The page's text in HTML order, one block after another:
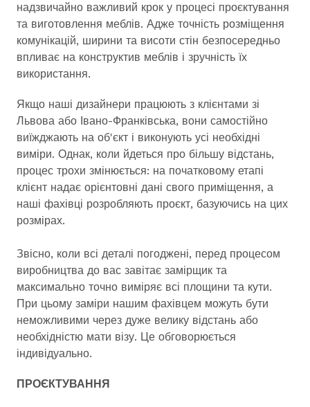
надзвичайно важливий крок у процесі проєктування
та виготовлення меблів. Адже точність розміщення
комунікацій, ширини та висоти стін безпосередньо
впливає на конструктив меблів і зручність їх
використання.
Якщо наші дизайнери працюють з клієнтами зі
Львова або Івано-Франківська, вони самостійно
виїжджають на об'єкт і виконують усі необхідні
виміри. Однак, коли йдеться про більшу відстань,
процес трохи змінюється: на початковому етапі
клієнт надає орієнтовні дані свого приміщення, а
наші фахівці розробляють проєкт, базуючись на цих
розмірах.
Звісно, коли всі деталі погоджені, перед процесом
виробництва до вас завітає замірщик та
максимально точно виміряє всі площини та кути.
При цьому заміри нашим фахівцем можуть бути
неможливими через дуже велику відстань або
необхідністю мати візу. Це обговорюється
індивідуально.
ПРОЄКТУВАННЯ